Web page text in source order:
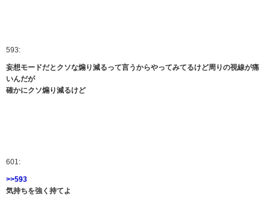
593:
妄想モードだとクソな煽り減るって言うからやってみてるけど周りの視線が痛
いんだが
確かにクソ煽り減るけど
601:
>>593
気持ちを強く持てよ